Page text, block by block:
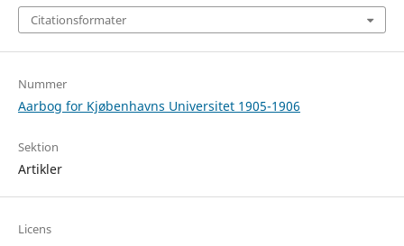
Citationsformater
Nummer
Aarbog for Kjøbenhavns Universitet 1905-1906
Sektion
Artikler
Licens